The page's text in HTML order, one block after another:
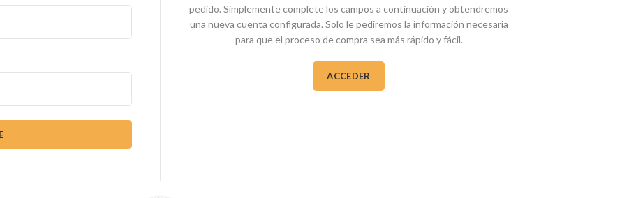
pedido. Simplemente complete los campos a continuación y obtendremos
una nueva cuenta configurada. Solo le pediremos la información necesaria
para que el proceso de compra sea más rápido y fácil.
ACCEDER